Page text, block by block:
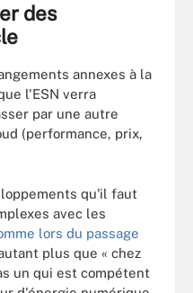
des
annexes à la
l'ESN verra
par une autre
(performance, prix,
qu'il faut
avec les
lors du passage
plus que « chez
un qui est compétent